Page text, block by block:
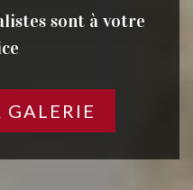
sont à votre
GALERIE